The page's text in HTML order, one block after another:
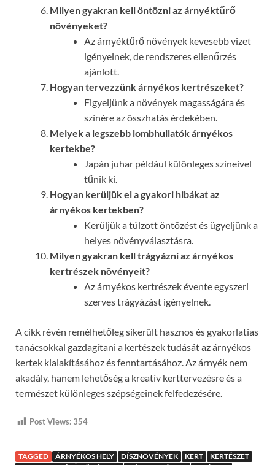
Milyen gyakran kell öntözni az árnyéktűrő
növényeket?
Az árnyéktűrő növények kevesebb vizet
igényelnek, de rendszeres ellenőrzés
ajánlott.
Hogyan tervezzünk árnyékos kertrészeket?
Figyeljünk a növények magasságára és
színére az összhatás érdekében.
Melyek a legszebb lombhullatók árnyékos
kertekbe?
Japán juhar például különleges színeivel
tűnik ki.
Hogyan kerüljük el a gyakori hibákat az
árnyékos kertekben?
Kerüljük a túlzott öntözést és ügyeljünk a
helyes növényválasztásra.
Milyen gyakran kell trágyázni az árnyékos
kertrészek növényeit?
Az árnyékos kertrészek évente egyszeri
szerves trágyázást igényelnek.
A cikk révén remélhetőleg sikerült hasznos és gyakorlatias
tanácsokkal gazdagítani a kertészek tudását az árnyékos
kertek kialakításához és fenntartásához. Az árnyék nem
akadály, hanem lehetőség a kreatív kerttervezésre és a
természet különleges szépségeinek felfedezésére.
Post Views:354
TAGGED ÁRNYÉKOS HELY DÍSZNÖVÉNYEK KERT
KERTÉSZET